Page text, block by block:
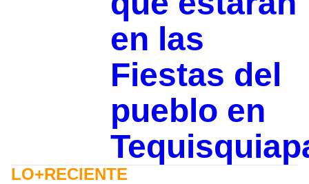
en las
Fiestas del
pueblo en
LO+RECIENTE